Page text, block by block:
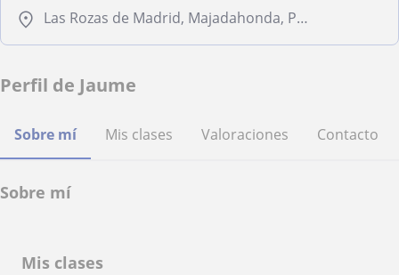
Las Rozas de Madrid, Majadahonda, Pozuelo de Alarcón, Villanueva del Pardillo
Perfil de Jaume
Sobre mí Mis clases Valoraciones Contacto
Sobre mí
Mis clases